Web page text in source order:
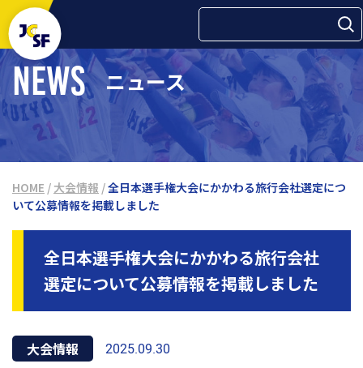
検索:
NEWS ニュース
HOME / 大会情報 /全日本選手権大会にかかわる旅⾏会社選定につ
いて公募情報を掲載しました
全日本選手権大会にかかわる旅⾏会社
選定について公募情報を掲載しました
大会情報 2025.09.30